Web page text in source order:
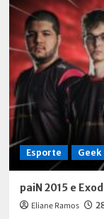
Esporte Geek
paiN 2015 e
Eliane Ramos